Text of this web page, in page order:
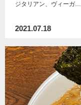
ジタリアン、ヴィーガ…
2021.07.18